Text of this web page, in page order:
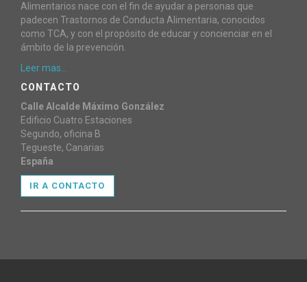
Alimentarios nace con el fin de ayudar a personas que
padecen Trastornos de Conducta Alimentaria, conocidos
como TCA, y con el propósito de educar y concienciar en el
ámbito de la prevención.
Leer mas...
CONTACTO
Calle Alcalde Máximo González
Edificio Cuatro Estaciones
Segundo, oficina B
Tegueste, Canarias
España
IR A CONTACTO